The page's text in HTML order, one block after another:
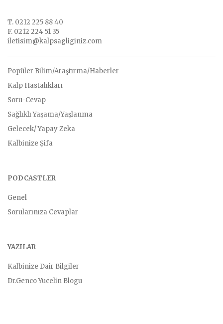
T. 0212 225 88 40
F. 0212 224 51 35
iletisim@kalpsagliginiz.com
Popüler Bilim/Araştırma/Haberler
Kalp Hastalıkları
Soru-Cevap
Sağlıklı Yaşama/Yaşlanma
Gelecek/ Yapay Zeka
Kalbinize Şifa
PODCASTLER
Genel
Sorularınıza Cevaplar
YAZILAR
Kalbinize Dair Bilgiler
Dr.Genco Yucelin Blogu